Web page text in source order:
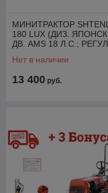
МИНИТРАКТОР
180 LUX (ДИЗ.
ДВ. AMS 18 Л.С.; РЕГУЛ.
ЗАД или ПЕР.)
Нет в наличии
13 400 руб.